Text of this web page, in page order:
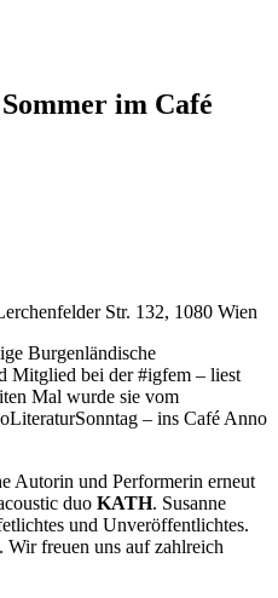
Sommer im Café
Str. 132, 1080 Wien
Burgenländische
Mitglied bei der #igfem – liest
Mal wurde sie vom
– ins Café Anno
Autorin und Performerin erneut
duo KATH. Susanne
und Unveröffentlichtes.
freuen uns auf zahlreich